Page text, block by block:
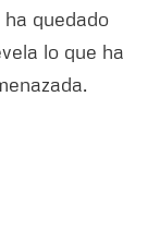
quedado
lo que ha